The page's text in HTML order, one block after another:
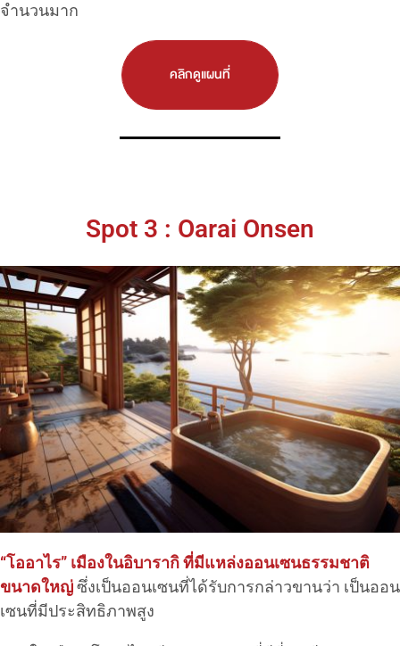
จำนวนมาก
คลิกดูแผนที่
Spot 3 : Oarai Onsen
“โออาไร” เมืองในอิบารากิ ที่มีแหล่งออนเซนธรรมชาติ
ขนาดใหญ่ซึ่งเป็นออนเซนที่ได้รับการกล่าวขานว่า เป็นออน
เซนที่มีประสิทธิภาพสูง